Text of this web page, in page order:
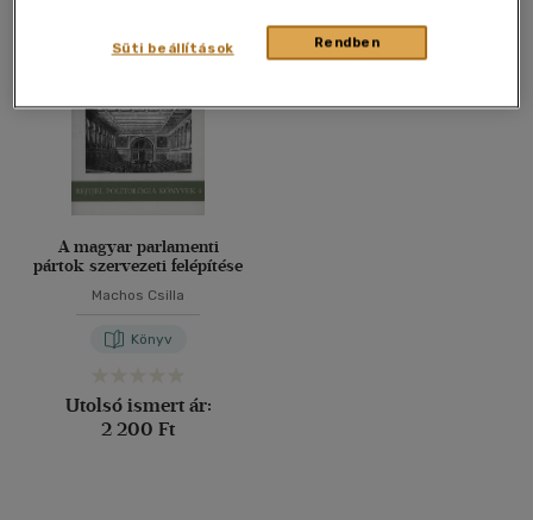
Alkalmaz
A magyar parlamenti
pártok szervezeti felépítése
Machos Csilla
Könyv
Utolsó ismert ár:
2 200 Ft
Rendben
Süti beállítások